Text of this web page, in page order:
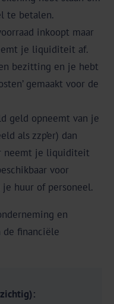
te betalen.
inkoopt maar
je liquiditeit af.
bezitting en je hebt
gemaakt voor de
geld opneemt van je
als zzp’er) dan
neemt je liquiditeit
voor
huur of personeel.
en
financiële